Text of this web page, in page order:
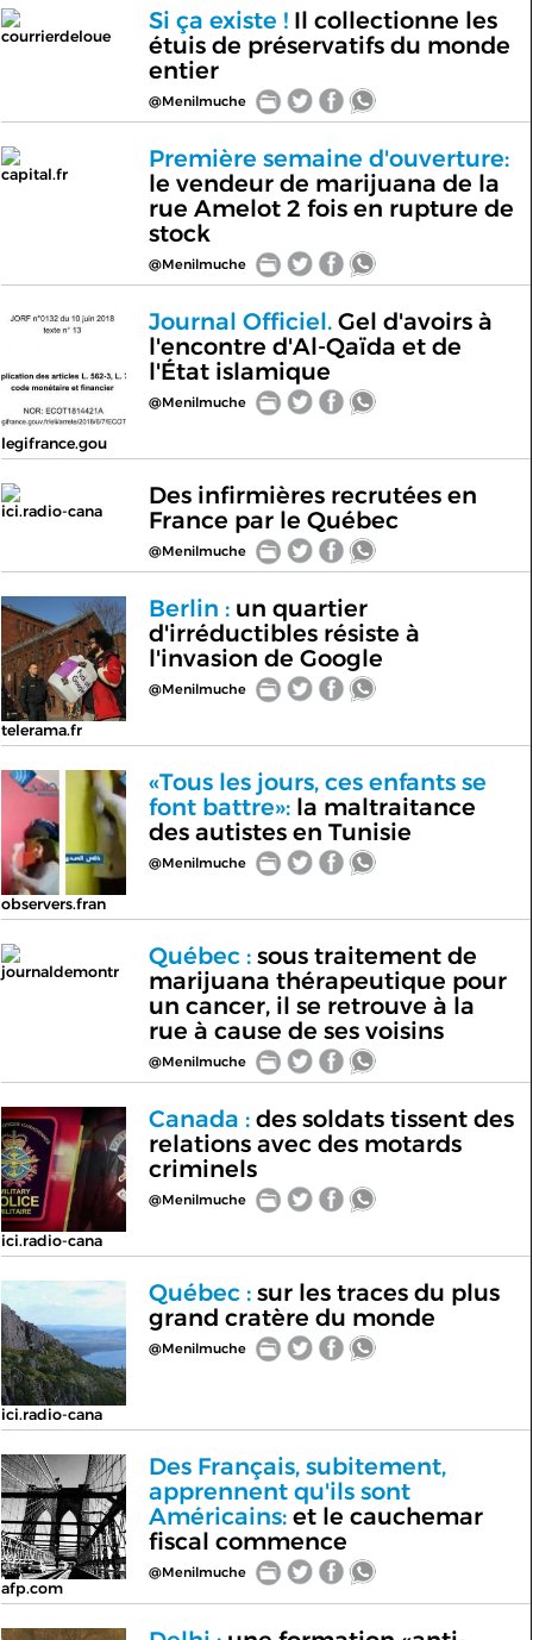
courrierdeloue
Si ça existe !Il collectionne les
étuis de préservatifs du monde
entier
@Menilmuche
capital.fr
Première semaine d'ouverture:
le vendeur de marijuana de la
rue Amelot 2 fois en rupture de
stock
@Menilmuche
legifrance.gou
Journal Officiel.Gel d'avoirs à
l'encontre d'Al-Qaïda et de
l'État islamique
@Menilmuche
ici.radio-cana
Des infirmières recrutées en
France par le Québec
@Menilmuche
telerama.fr
Berlin :un quartier
d'irréductibles résiste à
l'invasion de Google
@Menilmuche
observers.fran
«Tous les jours, ces enfants se
font battre»:la maltraitance
des autistes en Tunisie
@Menilmuche
journaldemontr
Québec :sous traitement de
marijuana thérapeutique pour
un cancer, il se retrouve à la
rue à cause de ses voisins
@Menilmuche
ici.radio-cana
Canada :des soldats tissent des
relations avec des motards
criminels
@Menilmuche
ici.radio-cana
Québec :sur les traces du plus
grand cratère du monde
@Menilmuche
afp.com
Des Français, subitement,
apprennent qu'ils sont
Américains:et le cauchemar
fiscal commence
@Menilmuche